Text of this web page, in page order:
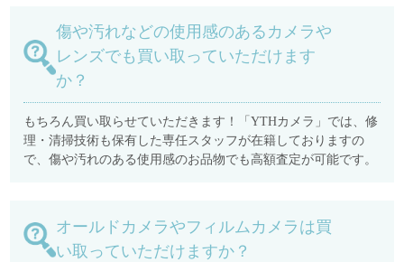
傷や汚れなどの使用感のあるカメラや
レンズでも買い取っていただけます
か？
もちろん買い取らせていただきます！「YTHカメラ」では、修
理・清掃技術も保有した専任スタッフが在籍しておりますの
で、傷や汚れのある使用感のお品物でも高額査定が可能です。
オールドカメラやフィルムカメラは買
い取っていただけますか？